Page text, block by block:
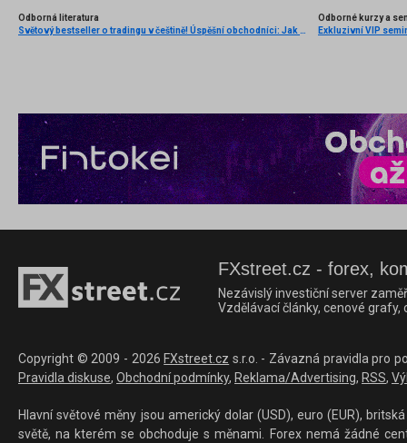
Odborná literatura
Světový bestseller o tradingu v češtině! Úspěšní obchodníci: Jak běžní lidé porážejí Wall Street v jeho vlastní hře
Odborné kurzy a
Exkluzivní VIP
FXstreet.cz - forex,
Nezávislý investiční server
Vzdělávací články, cenové
Copyright © 2009 - 2026 FXstreet.cz s.r.o. - Závazná pravidla pro
Pravidla diskuse, Obchodní podmínky, Reklama/Advertising, RSS,
Hlavní světové měny jsou americký dolar (USD), euro (EUR),
světě, na kterém se obchoduje s měnami. Forex nemá žádné